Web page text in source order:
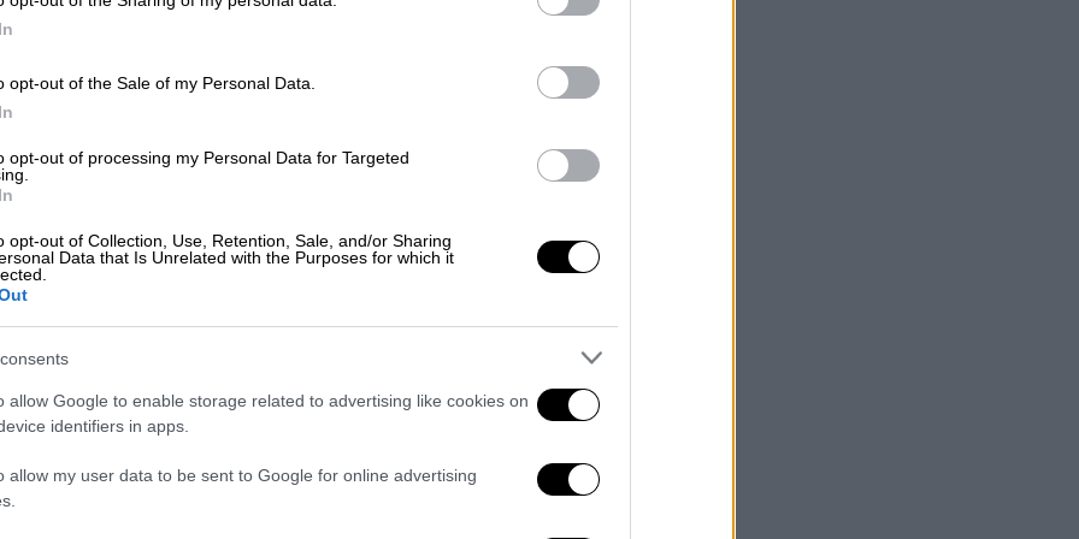
opt-out of the Sale of my Personal Data.
opt-out of processing my Personal Data for Targeted
opt-out of Collection, Use, Retention, Sale, and/or Sharing
Data that Is Unrelated with the Purposes for which it
allow Google to enable storage related to advertising like cookies on
identifiers in apps.
allow my user data to be sent to Google for online advertising
Τηλεόραση| 27.10.2023 18:20
βοήθεια της Ουρανίας σχεδιάζει
Ο Στέφανος, κάνει επιτέλους μια
την περίμεναν πολύ καιρό
Τηλεόραση 25.10.2023 18:34
υποπτεύεται τη Ρηνιώ ως